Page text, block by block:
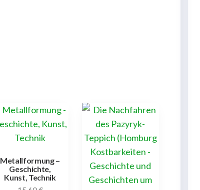
Metallformung –
Geschichte,
Kunst, Technik